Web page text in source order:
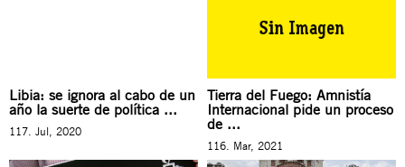
Libia: se ignora al cabo de un
año la suerte de política ...
117. Jul, 2020
Tierra del Fuego: Amnistía
Internacional pide un proceso
de ...
116. Mar, 2021